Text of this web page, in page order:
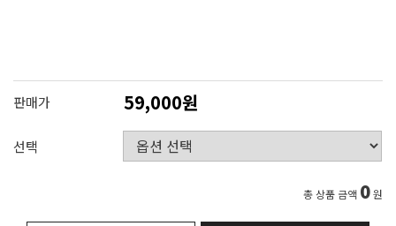
판매가 59,000원
선택
총 상품 금액 0원